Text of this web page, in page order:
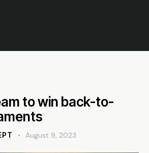
to win back-to-
August 9, 2023